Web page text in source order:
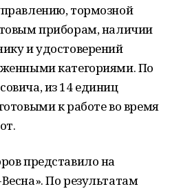
тормозной
приборам, наличии
и удостоверений
категориями. По
из 14 единиц
к работе во время
представило на
По результатам